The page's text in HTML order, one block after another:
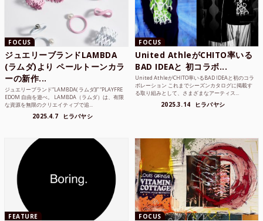
FOCUS
ジュエリーブランドLAMBDA
(ラムダ)より ペールトーンカラ
ーの新作...
ジュエリーブランド“LAMBDA( ラムダ))” “PLAYFRE
EDOM 自由を遊べ。 LAMBDA（ラムダ）は、有限
な資源を無限のクリエイティブで追...
2025.4.7 ヒラバヤシ
FOCUS
United AthleがCHITO率いる
BAD IDEAと 初コラボ...
United AthleがCHITO率いるBAD IDEAと初のコラ
ボレーション これまでシーズンカタログに掲載す
る取り組みとして、さまざまなアーティス...
2025.3.14 ヒラバヤシ
FEATURE FOCUS